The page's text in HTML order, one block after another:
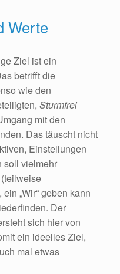
Werte
Ziel ist ein
betrifft die
wie den
Sturmfrei
mit den
Das täuscht nicht
Einstellungen
soll vielmehr
„Wir“ geben kann
Der
sich hier von
ein ideelles Ziel,
mal etwas